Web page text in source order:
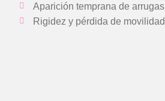
Aparición temprana de arrugas
Rigidez y pérdida de movilidad